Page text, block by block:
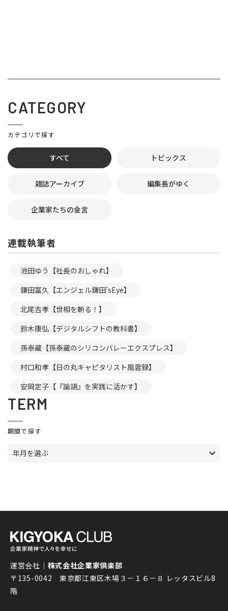
CATEGORY
カテゴリで探す
すべて トピックス
雑誌アーカイブ 編集長がゆく
企業家たちの金言
連載執筆者
池田ゆう【社長のおしゃれ】
鎌田富久【エンジェル鎌田’sEye】
北尾吉孝【世相を斬る！】
鈴木康弘【デジタルシフトの教科書】
孫泰蔵【孫泰蔵のシリコンバレーエクスプレス】
村口和孝【日の丸キャピタリスト風雲録】
安岡定子【『論語』を実践に活かす】
TERM
期間で探す
年月を選ぶ
運営会社｜ 株式会社企業家倶楽部
〒135-0042 東京都江東区木場３－１６－８ レッタスビル8
階